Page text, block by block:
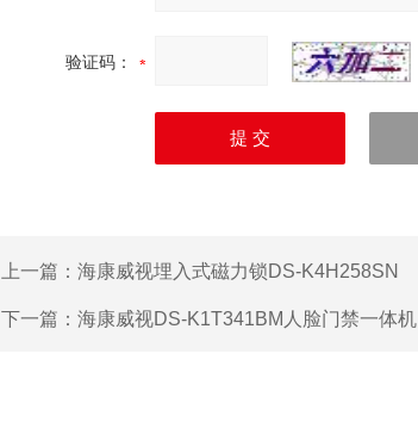
验证码：
上一篇： 海康威视埋入式磁力锁DS-K4H258SN
下一篇： 海康威视DS-K1T341BM人脸门禁一体机